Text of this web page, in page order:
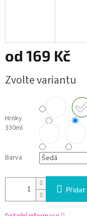
od 169 Kč
cena:
Zvolte variantu
Hrnky
330ml
Barva
Přidat